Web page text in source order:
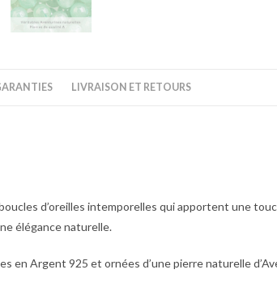
LIVRAISON ET RETOURS
d’oreilles intemporelles qui apportent une
élégance naturelle.
en Argent 925 et ornées d’une pierre naturelle